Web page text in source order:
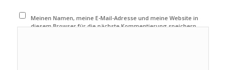
Meinen Namen, meine E-Mail-Adresse und meine Website in
diesem Browser für die nächste Kommentierung speichern.